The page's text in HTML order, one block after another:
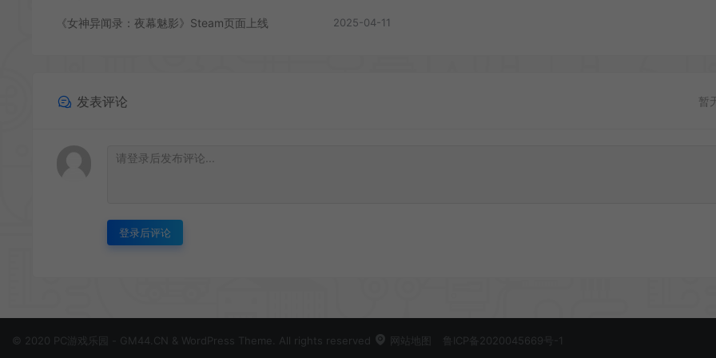
《女神异闻录：夜幕魅影》Steam页面上线 2025-04-11
发表评论 暂
登录后评论
© 2020 PC游戏乐园 - GM44.CN & WordPress Theme. All rights reserved 网站地图 鲁ICP备2020045669号-1